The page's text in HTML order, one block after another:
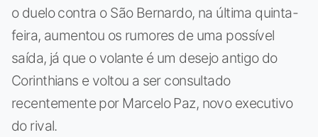
o duelo contra o São Bernardo, na última quinta-
feira, aumentou os rumores de uma possível
saída, já que o volante é um desejo antigo do
Corinthians e voltou a ser consultado
recentemente por Marcelo Paz, novo executivo
do rival.